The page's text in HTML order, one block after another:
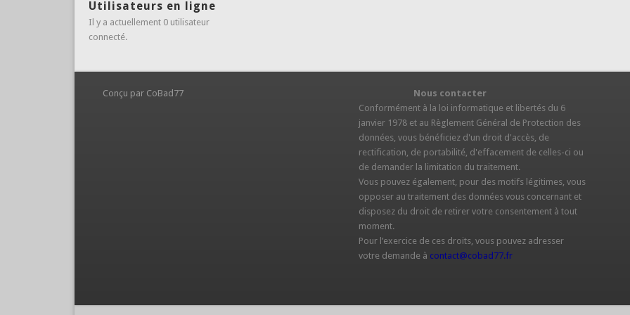
Utilisateurs en ligne
Il y a actuellement 0 utilisateur
connecté.
Conçu par CoBad77
Nous contacter
Conformément à la loi informatique et libertés du 6
janvier 1978 et au Règlement Général de Protection des
données, vous bénéficiez d'un droit d'accès, de
rectification, de portabilité, d'effacement de celles-ci ou
de demander la limitation du traitement.
Vous pouvez également, pour des motifs légitimes, vous
opposer au traitement des données vous concernant et
disposez du droit de retirer votre consentement à tout
moment.
Pour l’exercice de ces droits, vous pouvez adresser
votre demande à contact@cobad77.fr